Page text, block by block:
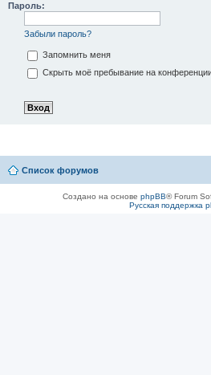
Пароль:
Забыли пароль?
Запомнить меня
Скрыть моё пребывание на
Список форумов
Создано на основе phpBB® Forum
Русская поддержка